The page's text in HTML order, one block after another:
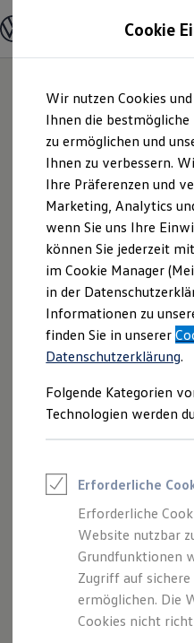
Hauptinhalt
springen
Footer
springen
Modelle und Konfigurator
Konfigurator
Modelle vergleichen
Elektroautos
ENERGY
Nutzfahrzeuge
SUV und CUV
Familienautos
Kombis
Kompaktwagen
Sportwagen
Schnell verfügbare
Angebote und Produkte
Aktuelle Angebote
E-Auto-Förderung
Volkswagen
Die ENERGY
Junge
Volkswagen
Reifenpakete
Leasing
Leasing-
Elektroauto
Kleinwagen-
Leasing ohne
Finanzierung
Autokredit
Versicherungen
Kfz-
Garantien
5Der Taigo
ENERGY Sondermodelle
Rate inkl. MwSt. ab
MOTOREN (4
Benzin
Frontantrieb
Hubraum
Leistung
Cookie
Wir nutzen Cookies
Ihnen die
zu ermöglichen und
Ihnen zu verbessern.
Ihre Präferenzen und
Marketing, Analytics
wenn Sie uns Ihre
können Sie jederzeit
im Cookie Manager
in der
Informationen zu
finden Sie in unserer
Datenschutzerklärung.
Folgende Kategorien
Technologien werden
Erforderliche
Erforderliche
Website nutzbar
Grundfunktionen
Zugriff auf
ermöglichen. Die
Cookies nicht